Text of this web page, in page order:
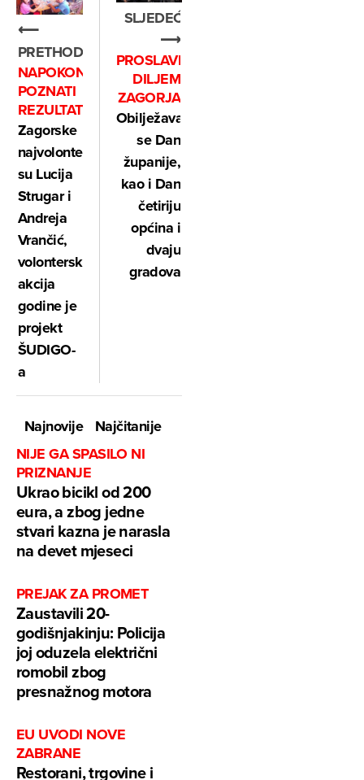
⟵
PRETHODNO
NAPOKON
POZNATI
REZULTATI
Zagorske
najvolonterke
su Lucija
Strugar i
Andreja
Vrančić,
volonterska
akcija
godine je
projekt
ŠUDIGO-
a
SLJEDEĆE
⟶
PROSLAVE
DILJEM
ZAGORJA
Obilježava
se Dan
županije,
kao i Dan
četiriju
općina i
dvaju
gradova
Najnovije
Najčitanije
NIJE GA SPASILO NI
PRIZNANJE
Ukrao bicikl od 200
eura, a zbog jedne
stvari kazna je narasla
na devet mjeseci
PREJAK ZA PROMET
Zaustavili 20-
godišnjakinju: Policija
joj oduzela električni
romobil zbog
presnažnog motora
EU UVODI NOVE
ZABRANE
Restorani, trgovine i